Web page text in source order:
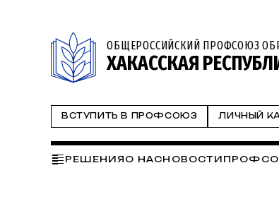
ОБЩЕРОССИЙСКИЙ ПРОФСОЮЗ
ХАКАССКАЯ
ВСТУПИТЬ В ПРОФСОЮЗ ЛИЧНЫЙ
РЕШЕНИЯ О НАСНОВОСТИ